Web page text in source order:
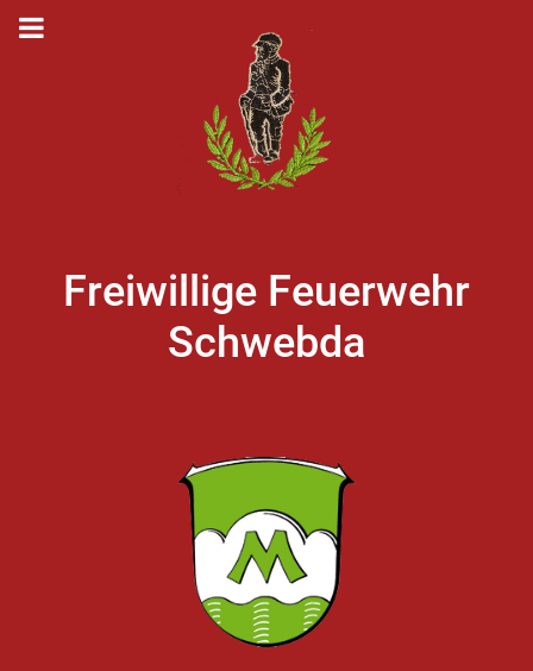
Freiwillige Feuerwehr
Schwebda